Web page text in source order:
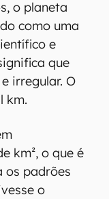
o planeta
como uma
e
que
irregular. O
km.
km², o que é
os padrões
o